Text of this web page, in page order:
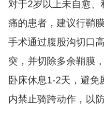
对于2岁以上未自愈
痛的患者，建议行鞘
手术通过腹股沟切口
突，并切除多余鞘膜
卧床休息1-2天，避免
内禁止骑跨动作，以